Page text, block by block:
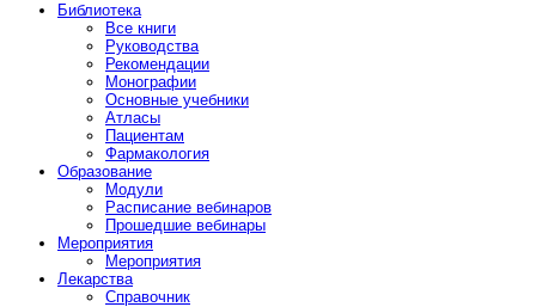
Библиотека
Все книги
Руководства
Рекомендации
Монографии
Основные учебники
Атласы
Пациентам
Фармакология
Образование
Модули
Расписание вебинаров
Прошедшие вебинары
Мероприятия
Мероприятия
Лекарства
Справочник